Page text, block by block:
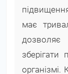
має
дозволяє
зберігати